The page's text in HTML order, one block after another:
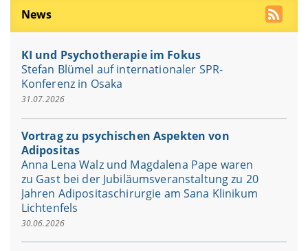
News
KI und Psychotherapie im Fokus
Stefan Blümel auf internationaler SPR-
Konferenz in Osaka
31.07.2026
Vortrag zu psychischen Aspekten von
Adipositas
Anna Lena Walz und Magdalena Pape waren
zu Gast bei der Jubiläumsveranstaltung zu 20
Jahren Adipositaschirurgie am Sana Klinikum
Lichtenfels
30.06.2026